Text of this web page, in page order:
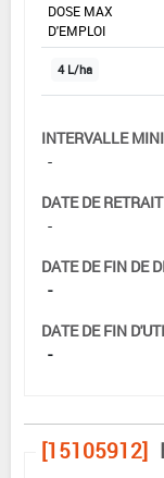
DOSE MAX
D'EMPLOI
4 L/ha
INTERVALLE
-
DATE DE
-
DATE DE FIN DE
-
DATE DE FIN
-
[15105912]